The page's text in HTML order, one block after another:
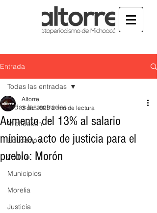
Entrada
Todas las entradas
Michoacán
Educación
Cultura
Municipios
Morelia
Justicia
Todas las entradas
Aumento del 13% al salario
mínimo, acto de justicia para el
pueblo: Morón
Altorre
3 dic 2025 2 min de lectura